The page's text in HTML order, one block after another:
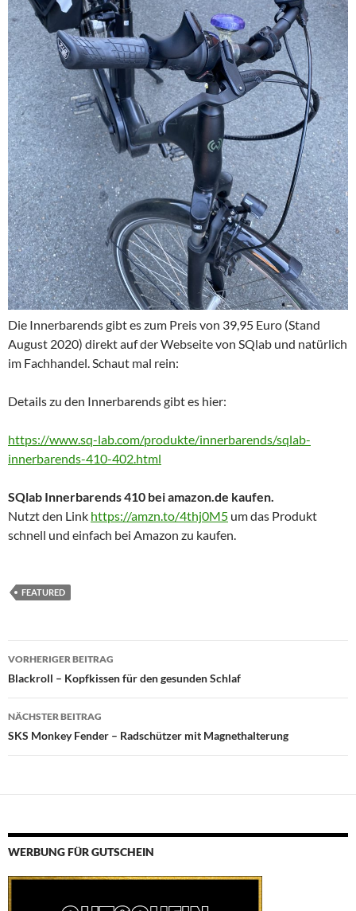
Die Innerbarends gibt es zum Preis von 39,95 Euro (Stand
August 2020) direkt auf der Webseite von SQlab und natürlich
im Fachhandel. Schaut mal rein:
Details zu den Innerbarends gibt es hier:
https://www.sq-lab.com/produkte/innerbarends/sqlab-
innerbarends-410-402.html
SQlab Innerbarends 410 bei amazon.de kaufen.
Nutzt den Link https://amzn.to/4thj0M5 um das Produkt
schnell und einfach bei Amazon zu kaufen.
FEATURED
Beitragsnavigation
VORHERIGER BEITRAG
Blackroll – Kopfkissen für den gesunden Schlaf
NÄCHSTER BEITRAG
SKS Monkey Fender – Radschützer mit Magnethalterung
WERBUNG FÜR GUTSCHEIN